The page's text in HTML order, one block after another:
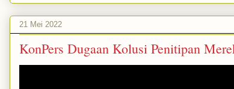
21 Mei 2022
KonPers Dugaan Kolusi Penitipan